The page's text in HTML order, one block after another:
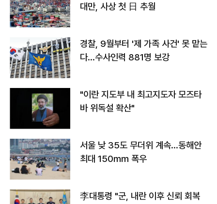
대만, 사상 첫 日 추월
경찰, 9월부터 '제 가족 사건' 못 맡는
다…수사인력 881명 보강
"이란 지도부 내 최고지도자 모즈타
바 위독설 확산"
서울 낮 35도 무더위 계속…동해안
최대 150㎜ 폭우
李대통령 "군, 내란 이후 신뢰 회복